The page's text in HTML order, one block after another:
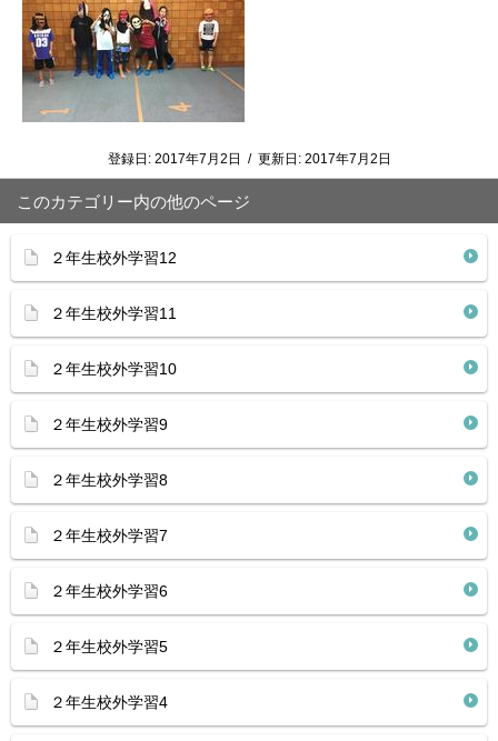
登録日: 2017年7月2日 / 更新日: 2017年7月2日
このカテゴリー内の他のページ
２年生校外学習12
２年生校外学習11
２年生校外学習10
２年生校外学習9
２年生校外学習8
２年生校外学習7
２年生校外学習6
２年生校外学習5
２年生校外学習4